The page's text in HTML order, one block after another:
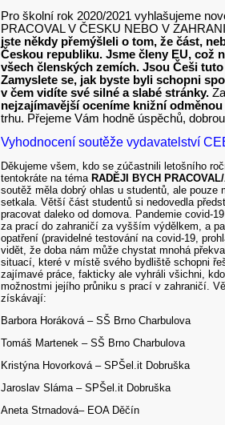
Pro školní rok 2020/2021 vyhlašujeme
PRACOVAL V ČESKU NEBO V
jste někdy přemýšleli o tom, že část,
Českou republiku. Jsme členy EU, což
všech členských zemích. Jsou Češi
Zamyslete se, jak byste byli schopni
v čem vidíte své silné a slabé stránky.
nejzajímavější oceníme knižní odměnou
trhu. Přejeme Vám hodně úspěchů,
Vyhodnocení soutěže vydavatelství
Děkujeme všem, kdo se zúčastnili letošního
tentokráte na téma RADĚJI BYCH
soutěž měla dobrý ohlas u studentů, ale
setkala. Větší část studentů si nedovedla
pracovat daleko od domova. Pandemie covid-
za prací do zahraničí za vyšším výdělkem, a
opatření (pravidelné testování na covid-19,
vidět, že doba nám může chystat mnohá
situací, které v místě svého bydliště schopni
zajímavé práce, fakticky ale vyhráli všichni,
možnostmi jejího průniku s prací v zahraničí.
získávají:
Barbora Horáková – SŠ Brno Charbulova
Tomáš Martenek – SŠ Brno Charbulova
Kristýna Hovorková – SPŠel.it Dobruška
Jaroslav Sláma – SPŠel.it Dobruška
Aneta Strnadová– EOA Děčín